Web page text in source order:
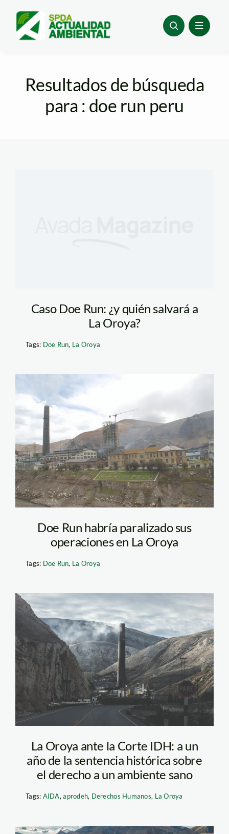
content
Resultados de búsqueda
para : doe run peru
Caso Doe Run: ¿y quién salvará a
La Oroya?
Tags: Doe Run, La Oroya
doe_run_apia0
Doe Run habría paralizado sus
operaciones en La Oroya
Tags: Doe Run, La Oroya
La Oroya, junín,
contaminación
La Oroya ante la Corte IDH: a un
año de la sentencia histórica sobre
el derecho a un ambiente sano
Tags: AIDA,aprodeh, Derechos Humanos, La Oroya